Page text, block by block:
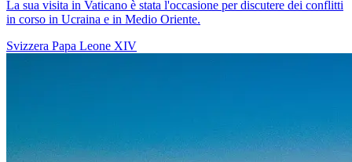
La sua visita in Vaticano è stata l'occasione per discutere dei conflitti
in corso in Ucraina e in Medio Oriente.
Svizzera Papa Leone XIV